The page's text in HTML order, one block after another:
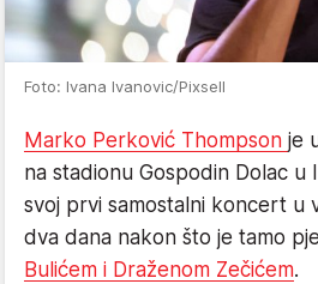
Foto: Ivana Ivanovic/Pixsell
Marko Perković Thompson je
na stadionu Gospodin Dolac u
svoj prvi samostalni koncert u
dva dana nakon što je tamo
Bulićem i Draženom Zečićem.